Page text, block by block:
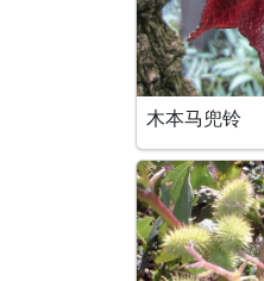
木本马兜铃